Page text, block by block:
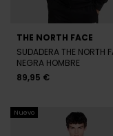
THE NORTH FACE
SUDADERA THE NORTH
NEGRA HOMBRE
89,95 €
Nuevo